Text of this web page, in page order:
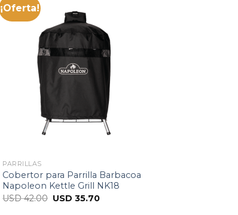
¡Oferta!
PARRILLAS
Cobertor para Parrilla Barbacoa
Napoleon Kettle Grill NK18
USD42.00 USD35.70